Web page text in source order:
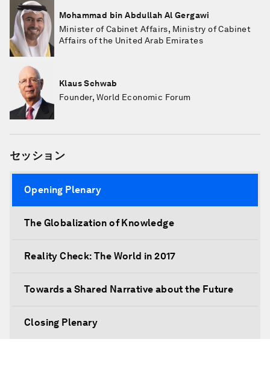
Mohammad bin Abdullah Al Gergawi
Minister of Cabinet Affairs, Ministry of Cabinet
Affairs of the United Arab Emirates
Klaus Schwab
Founder, World Economic Forum
セッション
Opening Plenary
The Globalization of Knowledge
Reality Check: The World in 2017
Towards a Shared Narrative about the Future
Closing Plenary